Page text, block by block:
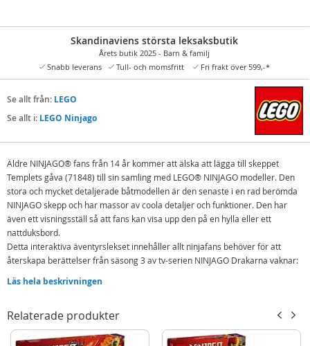
Skandinaviens största leksaksbutik
Årets butik 2025 - Barn & familj
Snabb leverans
Tull- och momsfritt Fri frakt över 599,-*
Se allt från: LEGO
Se allt i: LEGO Ninjago
Äldre NINJAGO® fans från 14 år kommer att älska att lägga till skeppet
Templets gåva (71848) till sin samling med LEGO® NINJAGO modeller. Den
stora och mycket detaljerade båtmodellen är den senaste i en rad berömda
NINJAGO skepp och har massor av coola detaljer och funktioner. Den har
även ett visningsställ så att fans kan visa upp den på en hylla eller ett
nattduksbord.
Detta interaktiva äventyrslekset innehåller allt ninjafans behöver för att
återskapa berättelser från säsong 3 av tv-serien NINJAGO Drakarna vaknar:
tillgång till skeppets insida, med en sushibar och ett bord i huvudhytten som
Setet innehåller även 6 minifigurer: Zane, Cole, Wyldfyre, Nya, Rogue och
skurken Zarkt, som alla är beväpnade med coola ninjavapen. Ninjorna delar
ett genomskinligt avslöjarsvärd som kan användas för att visa en hemlig
Läs hela beskrivningen
Relaterade produkter